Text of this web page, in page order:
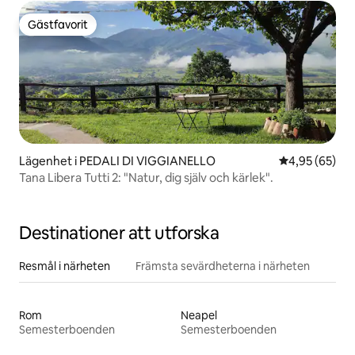
Gästfavorit
Gästfavorit
Lägenhet i PEDALI DI VIGGIANELLO 4,95 av 5 i
4,95 (65)
Tana Libera Tutti 2: "Natur, dig själv och kärlek".
Destinationer att utforska
Resmål i närheten Främsta sevärdheterna i närheten
Rom
Semesterboenden
Neapel
Semesterboenden